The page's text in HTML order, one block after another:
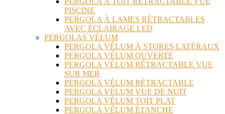
PISCINE
PERGOLA À LAMES RÉTRACTABLES
AVEC ÉCLAIRAGE LED
PERGOLAS VÉLUM
PERGOLA VÉLUM À STORES LATÉRAUX
PERGOLA VÉLUM OUVERTE
PERGOLA VÉLUM RÉTRACTABLE VUE
SUR MER
PERGOLA VÉLUM RÉTRACTABLE
PERGOLA VÉLUM VUE DE NUIT
PERGOLA VÉLUM TOIT PLAT
PERGOLA VÉLUM ÉTANCHE